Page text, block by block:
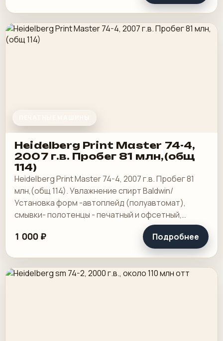
Heidelberg Print Master 74-4,
2007 г.в. Пробег 81 млн,(общ
114)
Heidelberg Print Master 74-4, 2007 г.в. Пробег 81
млн,(общ 114). Увлажнение спирт Baldwin/
Установка форм -автоплейд (полуавтомат),
смывки- полотенцы - печатный и офсетный,
выносной пульт ClassicCenter -PM74 - краски и.
1 000 ₽ Подробнее